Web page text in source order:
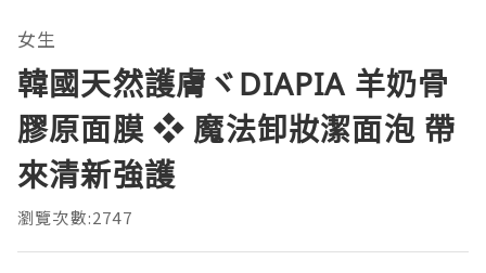
女生
韓國天然護膚ヾDIAPIA 羊奶骨
膠原面膜 ❖ 魔法卸妝潔面泡 帶
來清新強護
瀏覽次數:2747